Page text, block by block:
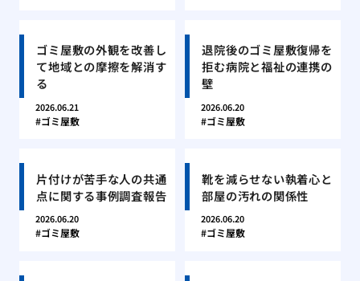
ゴミ屋敷の外観を改善し
て地域との摩擦を解消す
る
2026.06.21
ゴミ屋敷
退院後のゴミ屋敷復帰を
拒む病院と福祉の連携の
壁
2026.06.20
ゴミ屋敷
片付けが苦手な人の共通
点に関する事例調査報告
2026.06.20
ゴミ屋敷
靴を減らせない執着心と
部屋の汚れの関係性
2026.06.20
ゴミ屋敷